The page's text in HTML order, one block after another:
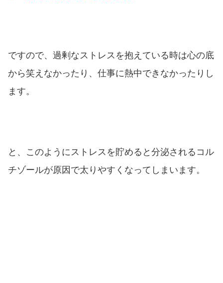
ですので、過剰なストレスを抱えている時は心の底
から笑えなかったり、仕事に熱中できなかったりし
ます。
と、このようにストレスを貯めると分泌されるコル
チゾールが原因で太りやすくなってしまいます。